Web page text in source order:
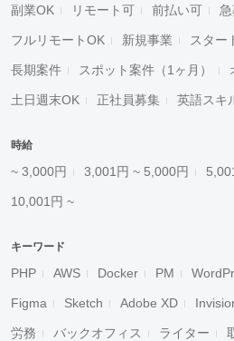
副業OK リモート可 前払い可
フルリモートOK 新規事業 スター
長期案件 スポット案件（1ヶ月）
土日週末OK 正社員募集 英語スキ
時給
~ 3,000円 3,001円 ~ 5,000円
10,001円 ~
キーワード
PHP AWS Docker PM
Figma Sketch Adobe XD
労務 バックオフィス ライター